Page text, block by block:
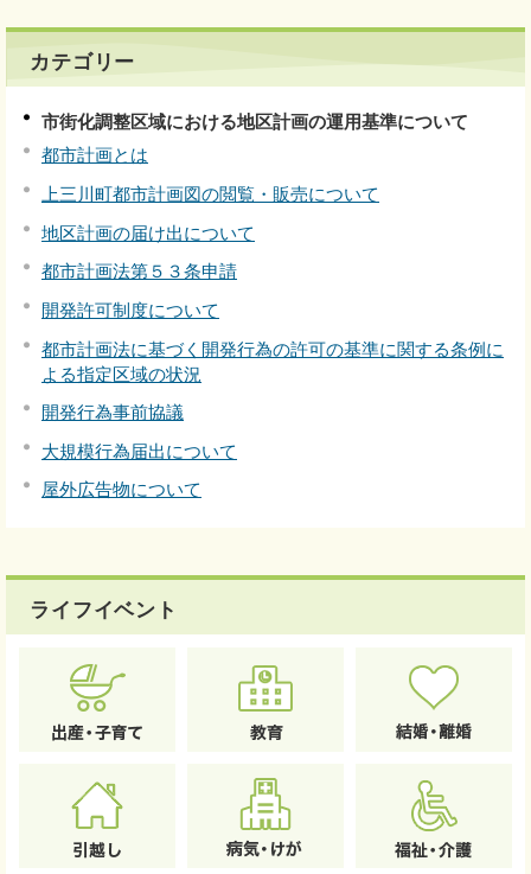
カテゴリー
市街化調整区域における地区計画の運用基準について
都市計画とは
上三川町都市計画図の閲覧・販売について
地区計画の届け出について
都市計画法第５３条申請
開発許可制度について
都市計画法に基づく開発行為の許可の基準に関する条例に
よる指定区域の状況
開発行為事前協議
大規模行為届出について
屋外広告物について
ライフイベント